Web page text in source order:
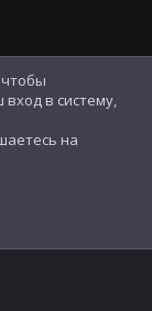
в систему,
на